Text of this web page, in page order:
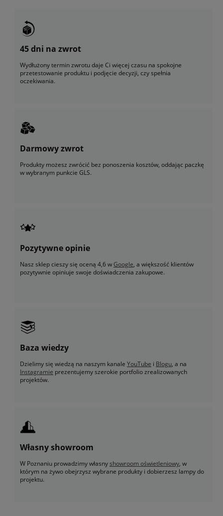
45 dni na zwrot
Wydłużony termin zwrotu daje Ci więcej czasu na spokojne
przetestowanie produktu i podjęcie decyzji, czy spełnia
oczekiwania.
Darmowy zwrot
Produkty możesz zwrócić bez ponoszenia kosztów, oddając paczkę
w wybranym punkcie GLS.
Pozytywne opinie
Nasz sklep cieszy się oceną 4,6 wGoogle, a większość klientów
pozytywnie opiniuje swoje doświadczenia zakupowe.
Baza wiedzy
Dzielimy się wiedzą na naszym kanale YouTube i Blogu, a na
Instagramie prezentujemy szerokie portfolio zrealizowanych
projektów.
Własny showroom
W Poznaniu prowadzimy własnyshowroom oświetleniowy, w
którym na żywo obejrzysz wybrane produkty i dobierzesz lampy do
projektu.